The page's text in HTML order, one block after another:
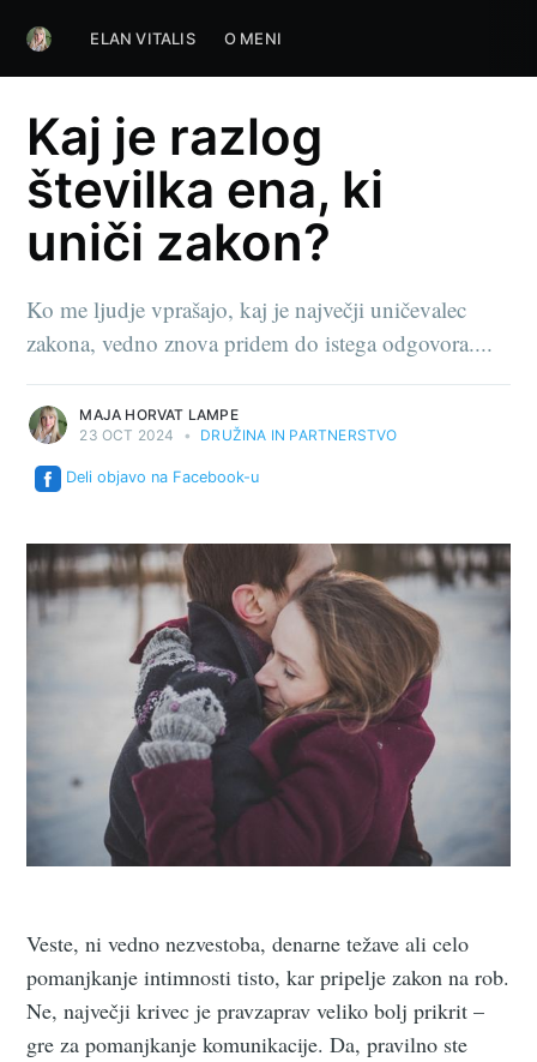
ELAN VITALIS O MENI
Kaj je razlog
številka ena, ki
uniči zakon?
Ko me ljudje vprašajo, kaj je največji uničevalec
zakona, vedno znova pridem do istega odgovora....
MAJA HORVAT LAMPE
23 OCT 2024
• DRUŽINA IN PARTNERSTVO
Deli objavo na Facebook-u
Veste, ni vedno nezvestoba, denarne težave ali celo
pomanjkanje intimnosti tisto, kar pripelje zakon na rob.
Ne, največji krivec je pravzaprav veliko bolj prikrit –
gre za pomanjkanje komunikacije. Da, pravilno ste